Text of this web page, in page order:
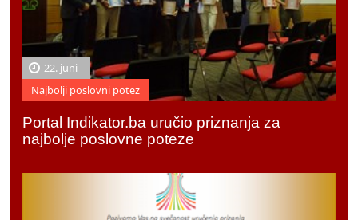
22. juni
Najbolji poslovni potez
Portal Indikator.ba uručio priznanja za
najbolje poslovne poteze